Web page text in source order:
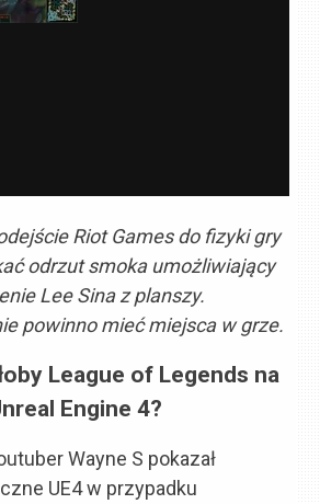
Riot Games do fizyki gry
odrzut smoka umożliwiający
Lee Sina z planszy.
powinno mieć miejsca w grze.
League of Legends na
Engine 4?
Wayne S pokazał
UE4 w przypadku